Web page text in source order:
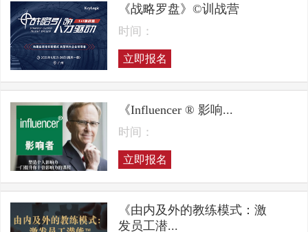
《战略罗盘》©训战营
时间：
立即报名
《Influencer ® 影响...
时间：
立即报名
《由内及外的教练模式：激
发员工潜...